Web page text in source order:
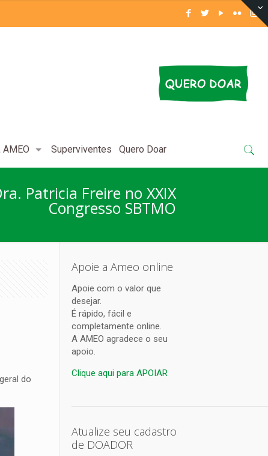
Superviventes Quero Doar
Patricia Freire no XXIX
Congresso SBTMO
do
Apoie a Ameo online
Apoie com o valor que
desejar.
É rápido, fácil e
completamente online.
A AMEO agradece o seu
apoio.
Clique aqui para APOIAR
Atualize seu cadastro
de DOADOR